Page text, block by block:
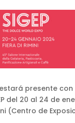
estará presente
del 20 al 24 de
(Centro de